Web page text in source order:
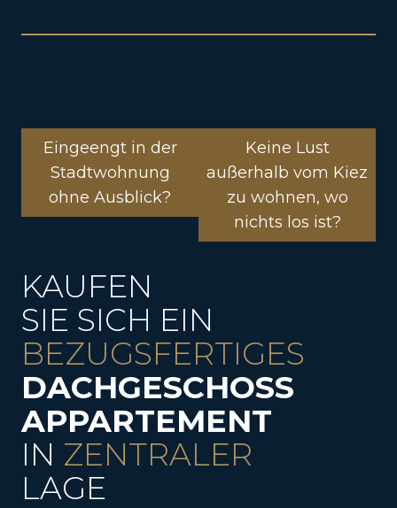
Eingeengt in der
Stadtwohnung
ohne Ausblick?
Keine Lust
außerhalb vom Kiez
zu wohnen, wo
nichts los ist?
KAUFEN
SIE SICH EIN
BEZUGSFERTIGES
DACHGESCHOSS
APPARTEMENT
IN ZENTRALER
LAGE